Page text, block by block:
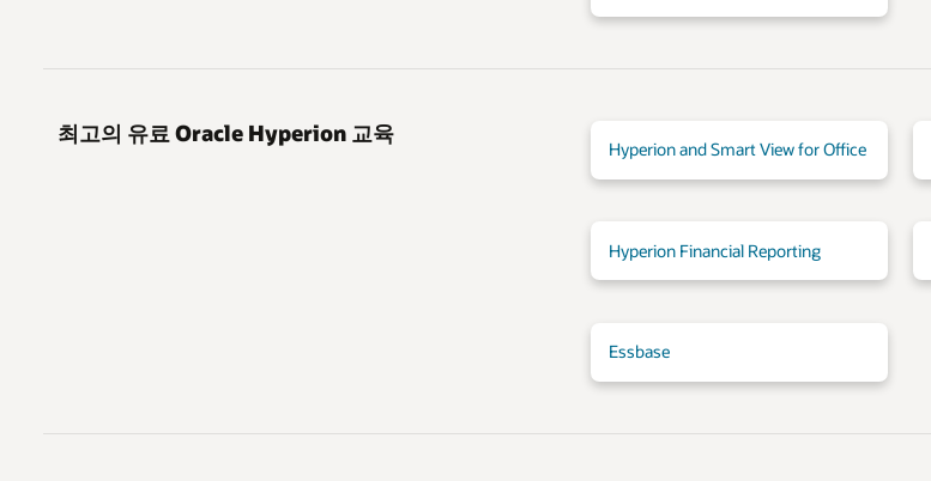
최고의 유료 Oracle Hyperion 교육
Hyperion and Smart View for Office
Hyperion Financial Reporting
Essbase